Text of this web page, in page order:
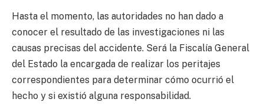
Hasta el momento, las autoridades no han dado a
conocer el resultado de las investigaciones ni las
causas precisas del accidente. Será la Fiscalía General
del Estado la encargada de realizar los peritajes
correspondientes para determinar cómo ocurrió el
hecho y si existió alguna responsabilidad.